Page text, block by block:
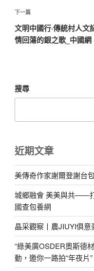
覽
文
章
下
一
篇
下一篇
文明中國行·傳統村人
情回蕩的銀之歌_中國網
搜尋
近期文章
美傳奇作家謝爾登謝台
城鄉融會 美美與共——
國查包養網
晶采觀察丨農JIUYI俱意
“綠美廣OSDER奧斯德
動，邀你一路拍“年夜片”